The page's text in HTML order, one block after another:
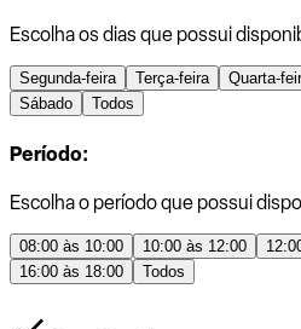
Escolha os dias que possui
Segunda-feira Terça-feira Quarta-
Sábado
Todos
Período:
Escolha o período que possui
08:00 às 10:00 10:00 às 12:00
16:00 às 18:00
Todos